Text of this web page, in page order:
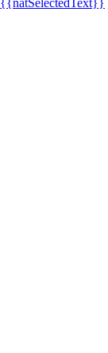
{{natSelectedText}}